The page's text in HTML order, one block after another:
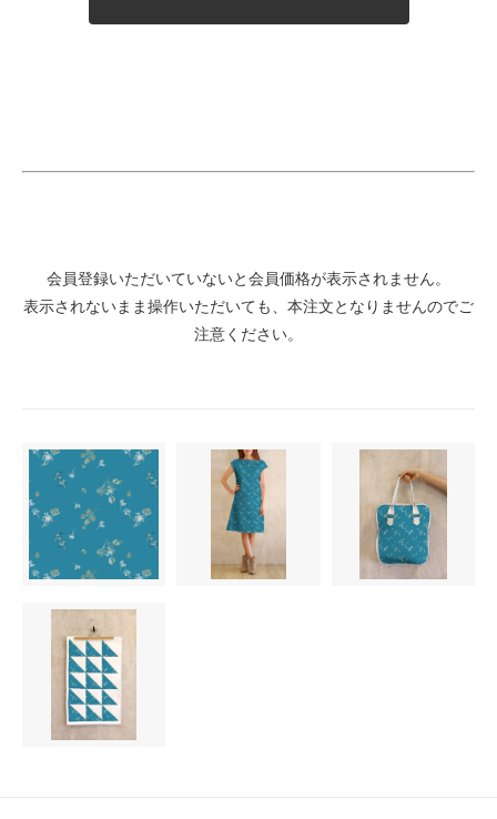
会員登録いただいていないと会員価格が表示されません。
表示されないまま操作いただいても、本注文となりませんのでご
注意ください。